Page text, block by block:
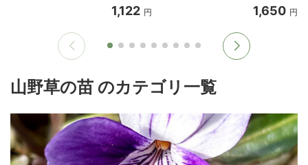
1,122 円 1,650 円
山野草の苗 のカテゴリ一覧